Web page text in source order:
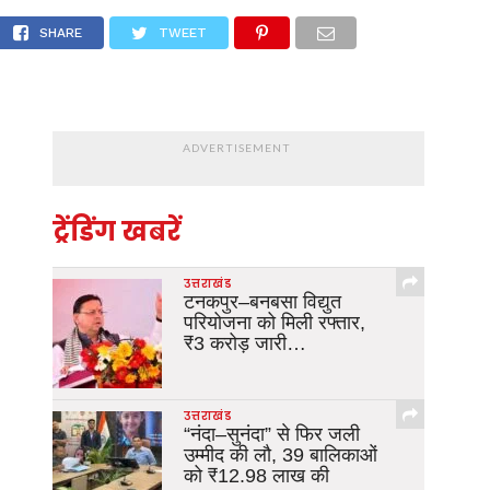
सस्पेंड
SHARE TWEET
ADVERTISEMENT
ट्रेंडिंग खबरें
उत्तराखंड
टनकपुर–बनबसा विद्युत
परियोजना को मिली रफ्तार,
₹3 करोड़ जारी…
उत्तराखंड
“नंदा–सुनंदा” से फिर जली
उम्मीद की लौ, 39 बालिकाओं
को ₹12.98 लाख की